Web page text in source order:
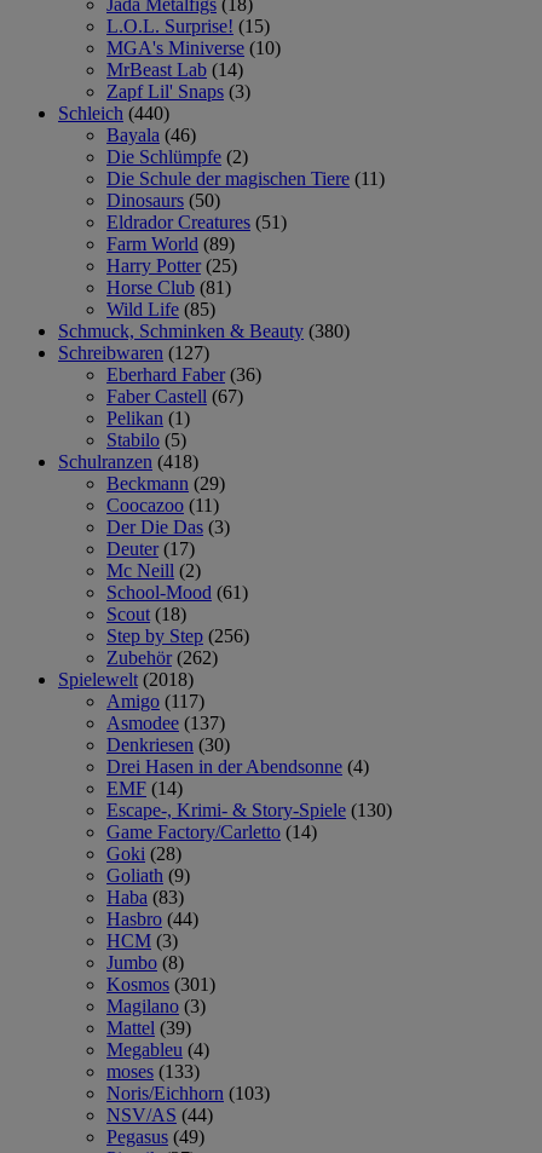
L.O.L. Surprise! (15)
MGA's Miniverse (10)
MrBeast Lab (14)
Zapf Lil' Snaps (3)
Schleich (440)
Bayala (46)
Die Schlümpfe (2)
Die Schule der magischen Tiere (11)
Dinosaurs (50)
Eldrador Creatures (51)
Farm World (89)
Harry Potter (25)
Horse Club (81)
Wild Life (85)
Schmuck, Schminken & Beauty (380)
Schreibwaren (127)
Eberhard Faber (36)
Faber Castell (67)
Pelikan (1)
Stabilo (5)
Schulranzen (418)
Beckmann (29)
Coocazoo (11)
Der Die Das (3)
Deuter (17)
Mc Neill (2)
School-Mood (61)
Scout (18)
Step by Step (256)
Zubehör (262)
Spielewelt (2018)
Amigo (117)
Asmodee (137)
Denkriesen (30)
Drei Hasen in der Abendsonne (4)
EMF (14)
Escape-, Krimi- & Story-Spiele (130)
Game Factory/Carletto (14)
Goki (28)
Goliath (9)
Haba (83)
Hasbro (44)
HCM (3)
Jumbo (8)
Kosmos (301)
Magilano (3)
Mattel (39)
Megableu (4)
moses (133)
Noris/Eichhorn (103)
NSV/AS (44)
Pegasus (49)